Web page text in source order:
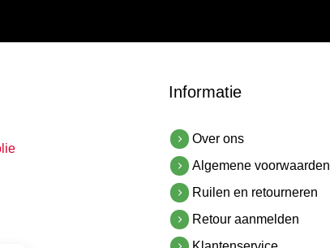
Informatie
Over ons
Algemene voorwaarden
Ruilen en retourneren
Retour aanmelden